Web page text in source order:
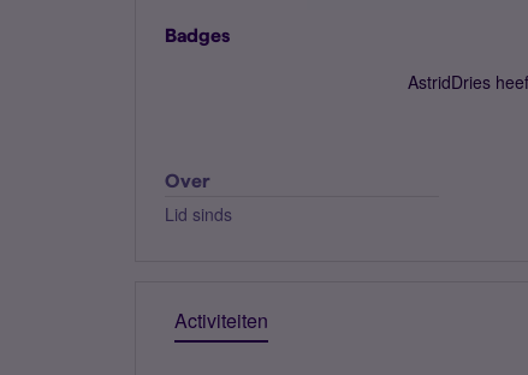
Badges
AstridDries
Over
Lid sinds
Activiteiten